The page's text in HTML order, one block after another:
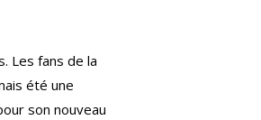
Les fans de la
été une
son nouveau